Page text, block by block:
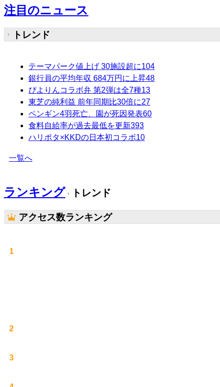
注目のニュース
トレンド
テーマパーク値上げ 30施設超に104
銀行員の平均年収 684万円に上昇48
ぴよりんコラボ弁 第2弾は全7種13
東芝の純利益 前年同期比30倍に27
ペンギン4羽死亡、園が死因発表60
食料自給率が過去最低を更新393
ハリポタ×KKDの日本初コラボ10
一覧へ
ランキング トレンド
アクセス数ランキング
1
2
3